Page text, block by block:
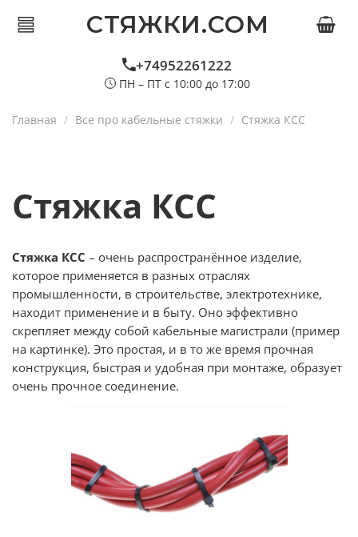
СТЯЖКИ.COM
+74952261222
ПН – ПТ с 10:00 до 17:00
Главная Все про кабельные стяжки Стяжка КСС
Стяжка КСС
Стяжка КСС – очень распространённое изделие,
которое применяется в разных отраслях
промышленности, в строительстве, электротехнике,
находит применение и в быту. Оно эффективно
скрепляет между собой кабельные магистрали (пример
на картинке). Это простая, и в то же время прочная
конструкция, быстрая и удобная при монтаже, образует
очень прочное соединение.